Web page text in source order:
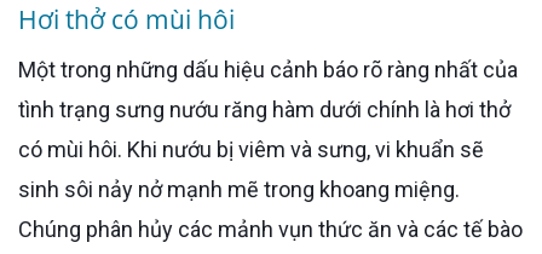
Hơi thở có mùi hôi
Một trong những dấu hiệu cảnh báo rõ ràng nhất của
tình trạng sưng nướu răng hàm dưới chính là hơi thở
có mùi hôi. Khi nướu bị viêm và sưng, vi khuẩn sẽ
sinh sôi nảy nở mạnh mẽ trong khoang miệng.
Chúng phân hủy các mảnh vụn thức ăn và các tế bào